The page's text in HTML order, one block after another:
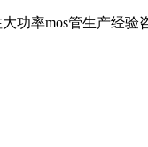
功率mos管生产经验